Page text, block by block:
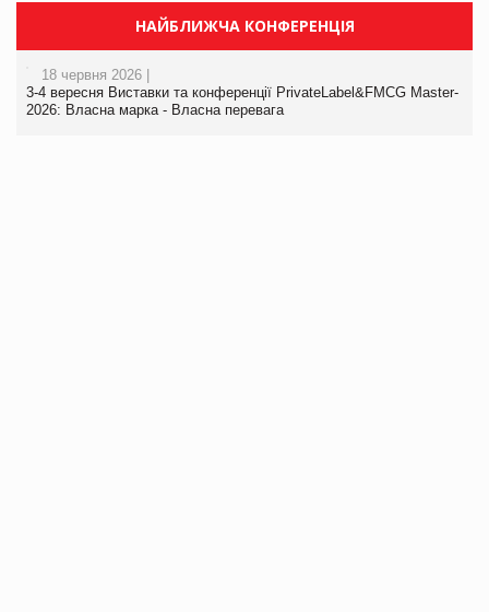
НАЙБЛИЖЧА КОНФЕРЕНЦІЯ
18 червня 2026 |
3-4 вересня Виставки та конференції PrivateLabel&FMCG Master-
2026: Власна марка - Власна перевага